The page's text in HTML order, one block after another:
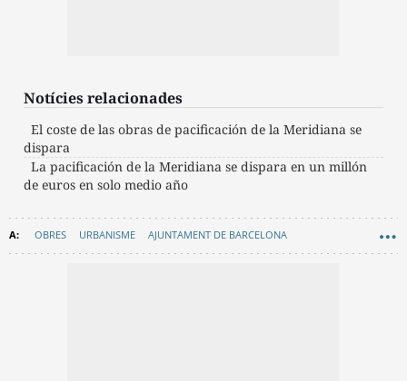
Notícies relacionades
El coste de las obras de pacificación de la Meridiana se
dispara
La pacificación de la Meridiana se dispara en un millón
de euros en solo medio año
OBRES URBANISME AJUNTAMENT DE BARCELONA